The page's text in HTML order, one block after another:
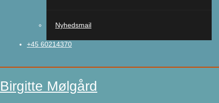
Nyhedsmail
+45 60214370
Birgitte Mølgård